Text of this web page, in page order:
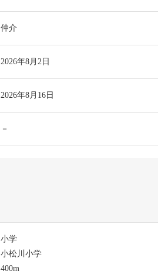
仲介
2026年8月2日
2026年8月16日
－
小学
小松川小学
400m